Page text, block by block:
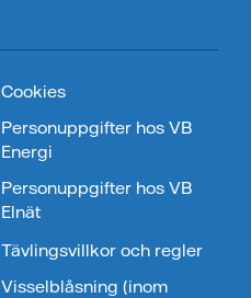
Cookies
Personuppgifter hos VB
Energi
Personuppgifter hos VB
Elnät
Tävlingsvillkor och regler
Visselblåsning (inom